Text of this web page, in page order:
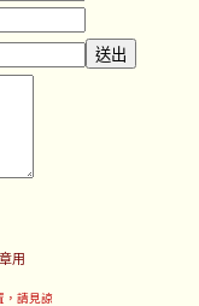
用
，請見諒